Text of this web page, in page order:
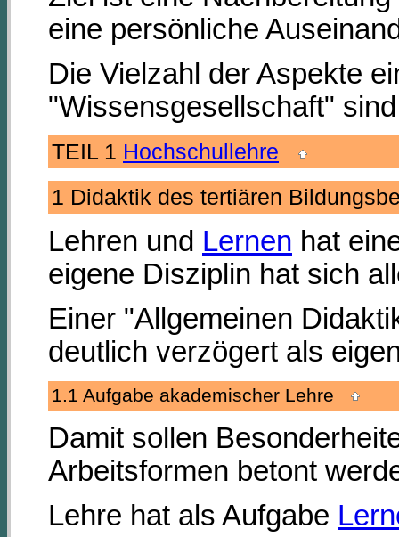
eine persönliche
Die Vielzahl der Aspekte
"Wissensgesellschaft"
TEIL 1 Hochschullehre
1 Didaktik des tertiären
Lehren und Lernen hat
eigene Disziplin hat sich
Einer "Allgemeinen
deutlich verzögert als
1.1 Aufgabe akademischer Lehre
Damit sollen
Arbeitsformen betont
Lehre hat als Aufgabe